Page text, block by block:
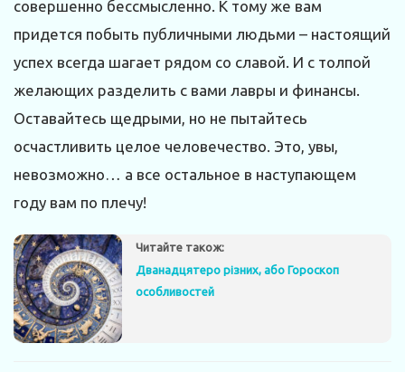
совершенно бессмысленно. К тому же вам
придется побыть публичными людьми – настоящий
успех всегда шагает рядом со славой. И с толпой
желающих разделить с вами лавры и финансы.
Оставайтесь щедрыми, но не пытайтесь
осчастливить целое человечество. Это, увы,
невозможно… а все остальное в наступающем
году вам по плечу!
Читайте також:
Дванадцятеро різних, або Гороскоп
особливостей